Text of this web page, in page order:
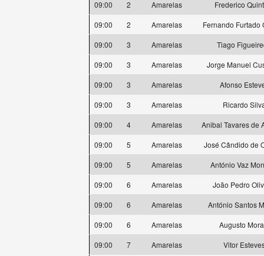
09:00
2 Amarelas
Frederico
09:00
2 Amarelas
Fernando Furtado
09:00
3 Amarelas
Tiago
09:00
3 Amarelas
Jorge Manuel
09:00
3 Amarelas
Afonso
09:00
3 Amarelas
Ricardo
09:00
4 Amarelas
Anibal Tavares de
09:00
5 Amarelas
José Cândido de
09:00
5 Amarelas
António Vaz
09:00
6 Amarelas
João Pedro
09:00
6 Amarelas
António Santos
09:00
6 Amarelas
Augusto
09:00
7 Amarelas
Vitor